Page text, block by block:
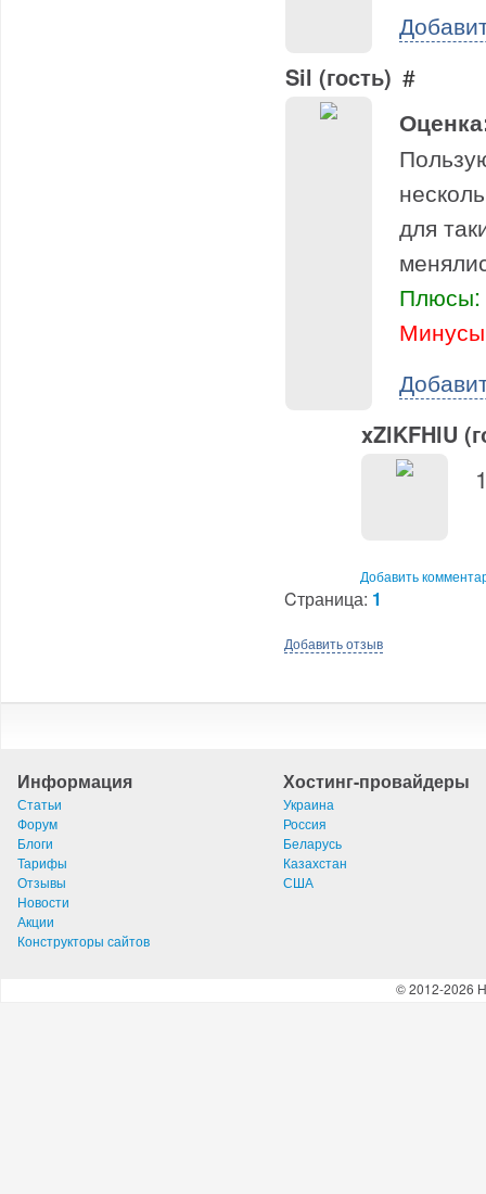
Sil (гость) #
для
Плюсы:
xZlKFHlU
Добавить
Cтраница: 1
Добавить отзыв
Информация
Статьи
Форум
Блоги
Тарифы
Отзывы
Новости
Акции
Конструкторы сайтов
Хостинг-провайдеры
Украина
Россия
Беларусь
Казахстан
США
© 2012-2026